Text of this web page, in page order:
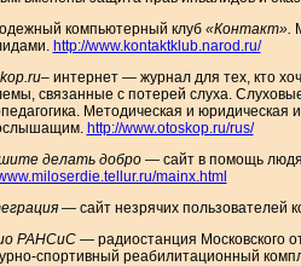
компьютерный клуб «Контакт».
http://www.kontaktklub.narod.ru/
– интернет — журнал для тех, кто
связанные с потерей слуха.
Методическая и
http://www.otoskop.ru/rus/
делать добро — сайт в помощь
mainx.html
— сайт незрячих пользователей
РАНСиС— радиостанция Московского
спортивный реабилитационный